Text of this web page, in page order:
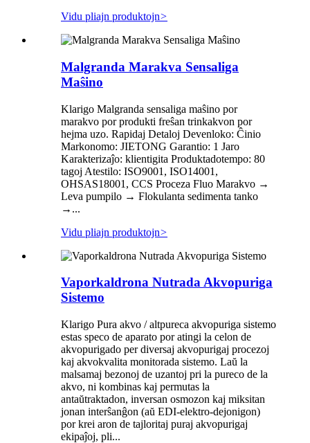
Vidu pliajn produktojn>
Malgranda Marakva Sensaliga
Maŝino
Klarigo Malgranda sensaliga maŝino por
marakvo por produkti freŝan trinkakvon por
hejma uzo. Rapidaj Detaloj Devenloko: Ĉinio
Markonomo: JIETONG Garantio: 1 Jaro
Karakterizaĵo: klientigita Produktadotempo: 80
tagoj Atestilo: ISO9001, ISO14001,
OHSAS18001, CCS Proceza Fluo Marakvo →
Leva pumpilo → Flokulanta sedimenta tanko
→...
Vidu pliajn produktojn>
Vaporkaldrona Nutrada Akvopuriga
Sistemo
Klarigo Pura akvo / altpureca akvopuriga sistemo
estas speco de aparato por atingi la celon de
akvopurigado per diversaj akvopurigaj procezoj
kaj akvokvalita monitorada sistemo. Laŭ la
malsamaj bezonoj de uzantoj pri la pureco de la
akvo, ni kombinas kaj permutas la
antaŭtraktadon, inversan osmozon kaj miksitan
jonan interŝanĝon (aŭ EDI-elektro-dejonigon)
por krei aron de tajloritaj puraj akvopurigaj
ekipaĵoj, pli...